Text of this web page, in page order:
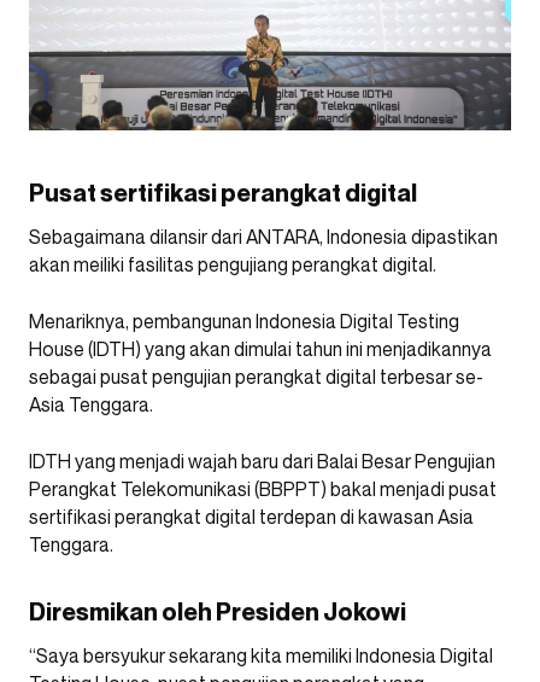
Pusat sertifikasi perangkat digital
Sebagaimana dilansir dari ANTARA, Indonesia dipastikan
akan meiliki fasilitas pengujiang perangkat digital.
Menariknya, pembangunan Indonesia Digital Testing
House (IDTH) yang akan dimulai tahun ini menjadikannya
sebagai pusat pengujian perangkat digital terbesar se-
Asia Tenggara.
IDTH yang menjadi wajah baru dari Balai Besar Pengujian
Perangkat Telekomunikasi (BBPPT) bakal menjadi pusat
sertifikasi perangkat digital terdepan di kawasan Asia
Tenggara.
Diresmikan oleh Presiden Jokowi
“Saya bersyukur sekarang kita memiliki Indonesia Digital